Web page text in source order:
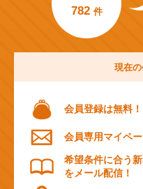
782 件
現在
会員登録は無料！
会員専用マイペー
希望条件に合う
をメール配信！